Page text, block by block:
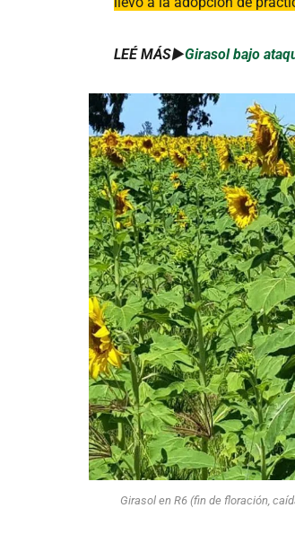
LEÉ MÁS►Girasol bajo
Girasol en R6 (fin de floración,